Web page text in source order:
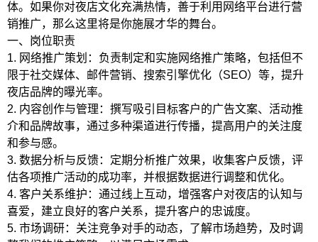
体。如果你对夜店文化充满热情，善于利用网络平台进行营
销推广，那么这里将是你施展才华的舞台。
一、岗位职责
1. 网络推广策划：负责制定和实施网络推广策略，包括但不
限于社交媒体、邮件营销、搜索引擎优化（SEO）等，提升
夜店品牌的曝光率。
2. 内容创作与管理：撰写吸引目标客户的广告文案、活动推
介和品牌故事，通过多种渠道进行传播，提高用户的关注度
和参与感。
3. 数据分析与反馈：定期分析推广效果，收集客户反馈，评
估各项推广活动的成功率，并根据数据进行调整和优化。
4. 客户关系维护：通过线上互动，增强客户对夜店的认知与
喜爱，建立良好的客户关系，提升客户的忠诚度。
5. 市场调研：关注竞争对手的动态，了解市场趋势，及时调